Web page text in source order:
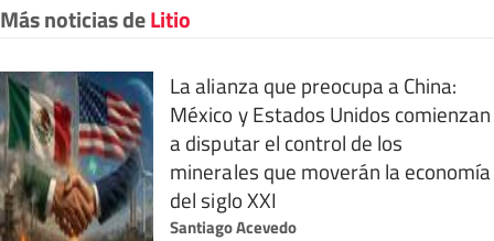
Más noticias deLitio
La alianza que preocupa a China:
México y Estados Unidos comienzan
a disputar el control de los
minerales que moverán la economía
del siglo XXI
Santiago Acevedo